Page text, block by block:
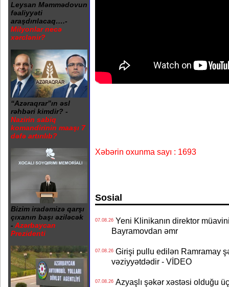
Leysan Məmmədovun
fəaliyyəti
araşdırılacaq….-
Milyonlar necə
xərclənir?
“Azəraqrar”ın əsl
rəhbəri kimdir? -
Nazirin sabiq
komandirinin maaşı 7
dəfə artırılıb?
Bizim iradəmizə qarşı
çıxanın başı əziləcək
- Azərbaycan
Prezidenti
Xəbərin oxunma sayı : 1693
Sosial
07.08.26Yeni Klinikanın direktor müavini
Bayramovdan əmr
07.08.26Girişi pullu edilən Ramramay
vəziyyətdədir - VİDEO
07.08.26Azyaşlı şəkər xəstəsi olduğu